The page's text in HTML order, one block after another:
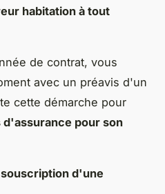
habitation à tout
de contrat, vous
avec un préavis d'un
cette démarche pour
pour son
d'une